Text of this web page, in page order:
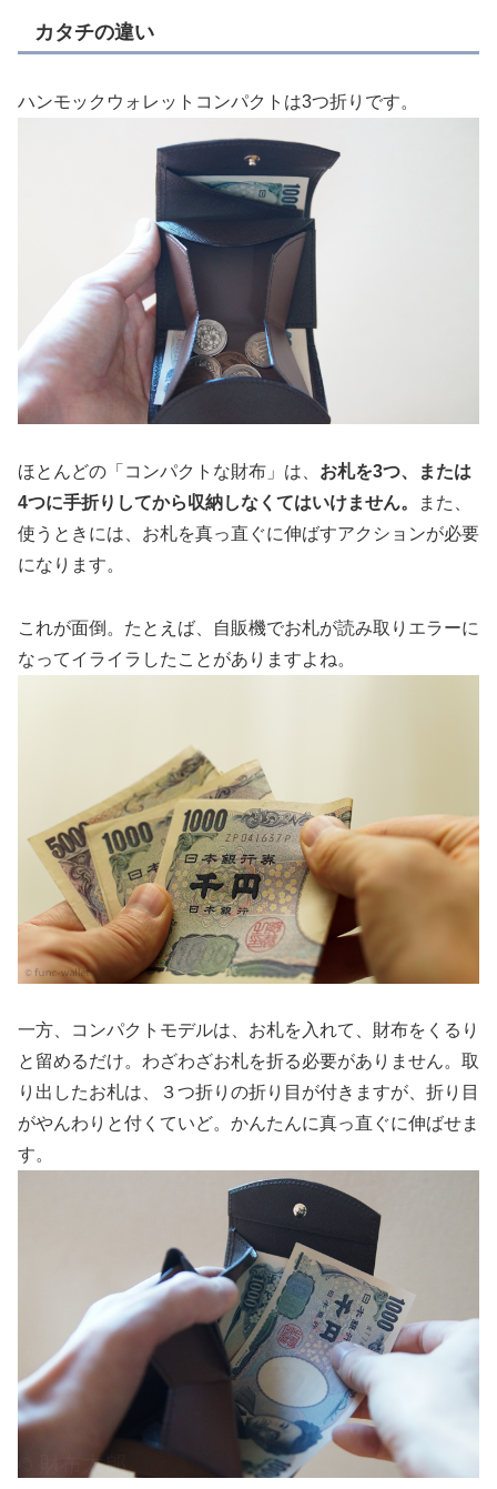
カタチの違い
ハンモックウォレットコンパクトは3つ折りです。
ほとんどの「コンパクトな財布」は、 お札を3つ、または
4つに手折りしてから収納しなくてはいけません。
また、
使うときには、お札を真っ直ぐに伸ばすアクションが必要
になります。
これが面倒。たとえば、自販機でお札が読み取りエラーに
なってイライラしたことがありますよね。
一方、コンパクトモデルは、お札を入れて、財布をくるり
と留めるだけ。わざわざお札を折る必要がありません。取
り出したお札は、３つ折りの折り目が付きますが、折り目
がやんわりと付くていど。かんたんに真っ直ぐに伸ばせま
す。